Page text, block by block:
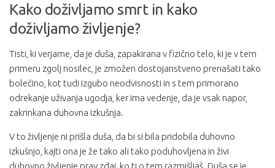
Kako doživljamo smrt in kako
doživljamo življenje?
Tisti, ki verjame, da je duša, zapakirana v fizično telo, ki je v tem
primeru zgolj nosilec, je zmožen dostojanstveno prenašati tako
bolečino, kot tudi izgubo neodvisnosti in s tem primorano
odrekanje uživanja ugodja, ker ima vedenje, da je vsak napor,
zakrinkana duhovna izkušnja.
V to življenje ni prišla duša, da bi si bila pridobila duhovno
izkušnjo, kajti ona je že tako ali tako poduhovljena in živi
duhovno življenje prav zdaj, ko ti o tem razmišljaš. Duša se je